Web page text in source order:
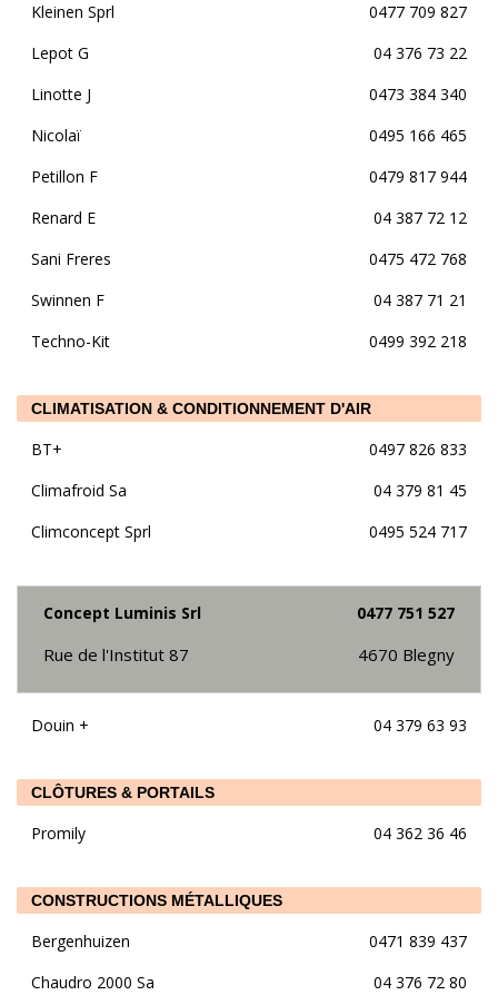
Kleinen Sprl
0477 709 827
Lepot G
04 376 73 22
Linotte J
0473 384 340
Nicolaï
0495 166 465
Petillon F
0479 817 944
Renard E
04 387 72 12
Sani Freres
0475 472 768
Swinnen F
04 387 71 21
Techno-Kit
0499 392 218
CLIMATISATION & CONDITIONNEMENT D'AIR
BT+
0497 826 833
Climafroid Sa
04 379 81 45
Climconcept Sprl
0495 524 717
Concept Luminis Srl 0477 751 527
Rue de l'Institut 87 4670 Blegny
Douin + 04 379 63 93
CLÔTURES & PORTAILS
Promily 04 362 36 46
CONSTRUCTIONS MÉTALLIQUES
Bergenhuizen
0471 839 437
Chaudro 2000 Sa
04 376 72 80